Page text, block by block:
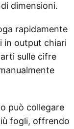
dimensioni.
rapidamente
in output chiari
sulle cifre
può collegare
fogli, offrendo